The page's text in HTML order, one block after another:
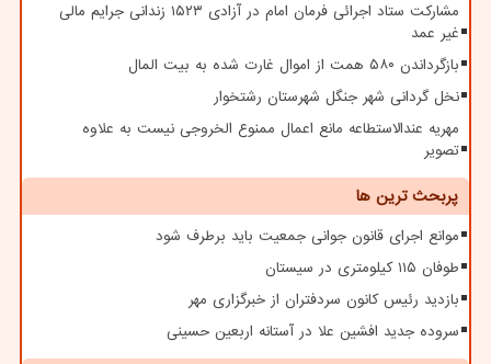
مشارکت ستاد اجرائی فرمان امام در آزادی ۱۵۲۳ زندانی جرایم مالی
غیر عمد
بازگرداندن ۵۸۰ همت از اموال غارت شده به بیت المال
نخل گردانی شهر جنگل شهرستان رشتخوار
مهریه عندالاستطاعه مانع اعمال ممنوع الخروجی نیست به علاوه
تصویر
پربحث ترین ها
موانع اجرای قانون جوانی جمعیت باید برطرف شود
طوفان ۱۱۵ کیلومتری در سیستان
بازدید رئیس کانون سردفتران از خبرگزاری مهر
سروده جدید افشین علا در آستانه اربعین حسینی